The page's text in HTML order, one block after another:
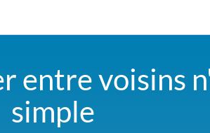
entre voisins
simple